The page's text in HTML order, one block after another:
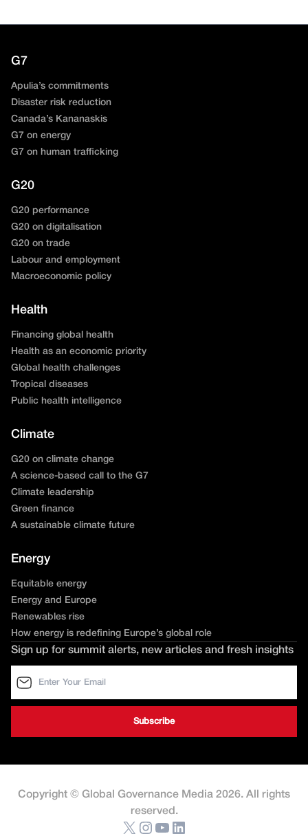
G7
Apulia’s commitments
Disaster risk reduction
Canada’s Kananaskis
G7 on energy
G7 on human trafficking
G20
G20 performance
G20 on digitalisation
G20 on trade
Labour and employment
Macroeconomic policy
Health
Financing global health
Health as an economic priority
Global health challenges
Tropical diseases
Public health intelligence
Climate
G20 on climate change
A science-based call to the G7
Climate leadership
Green finance
A sustainable climate future
Energy
Equitable energy
Energy and Europe
Renewables rise
How energy is redefining Europe’s global role
Sign up for summit alerts, new articles and fresh insights
Copyright © Global Governance Media 2026. All rights
reserved.
X Instagram YouTube LinkedIn